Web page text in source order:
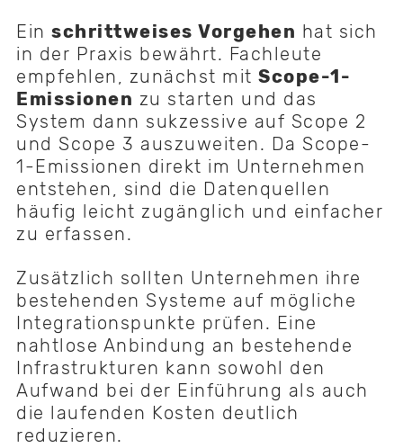
Ein schrittweises Vorgehen hat sich
in der Praxis bewährt. Fachleute
empfehlen, zunächst mit Scope-1-
Emissionen zu starten und das
System dann sukzessive auf Scope 2
und Scope 3 auszuweiten. Da Scope-
1-Emissionen direkt im Unternehmen
entstehen, sind die Datenquellen
häufig leicht zugänglich und einfacher
zu erfassen.
Zusätzlich sollten Unternehmen ihre
bestehenden Systeme auf mögliche
Integrationspunkte prüfen. Eine
nahtlose Anbindung an bestehende
Infrastrukturen kann sowohl den
Aufwand bei der Einführung als auch
die laufenden Kosten deutlich
reduzieren.